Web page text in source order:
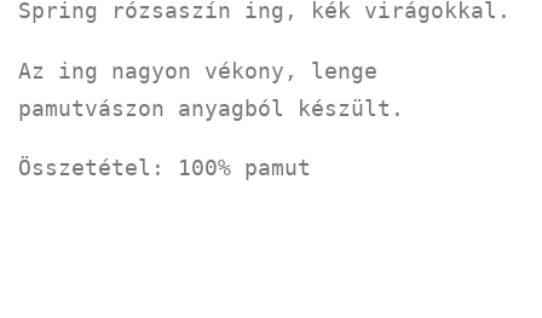
Spring rózsaszín ing, kék virágokkal.
Az ing nagyon vékony, lenge
pamutvászon anyagból készült.
Összetétel: 100% pamut